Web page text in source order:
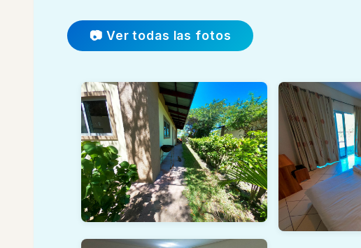
📷 Ver todas las fotos